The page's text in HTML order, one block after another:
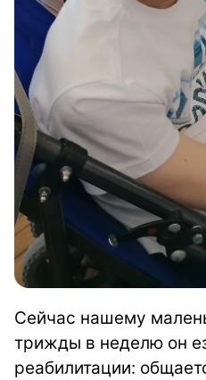
Сейчас нашему
трижды в неделю он
реабилитации: